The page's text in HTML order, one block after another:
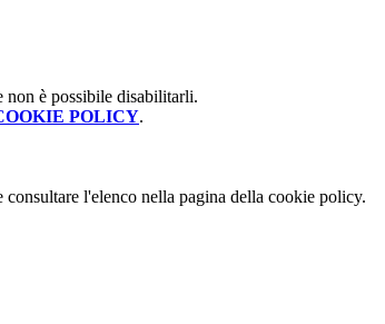
non è possibile disabilitarli.
POLICY.
l'elenco nella pagina della cookie policy.